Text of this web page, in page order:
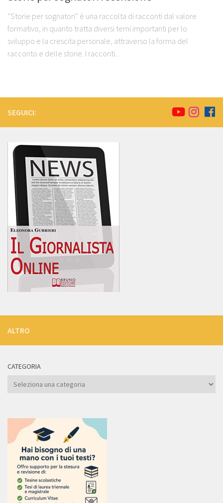
“Storie per sognatori” è una raccolta di racconti dal valore
formativo, in quanto tratta diversi temi importanti per lo
sviluppo e la crescita personale, attraverso la forma del
racconto e delle storie. I racconti...
SEGUICI:
ALTRO
CATEGORIA
Categoria